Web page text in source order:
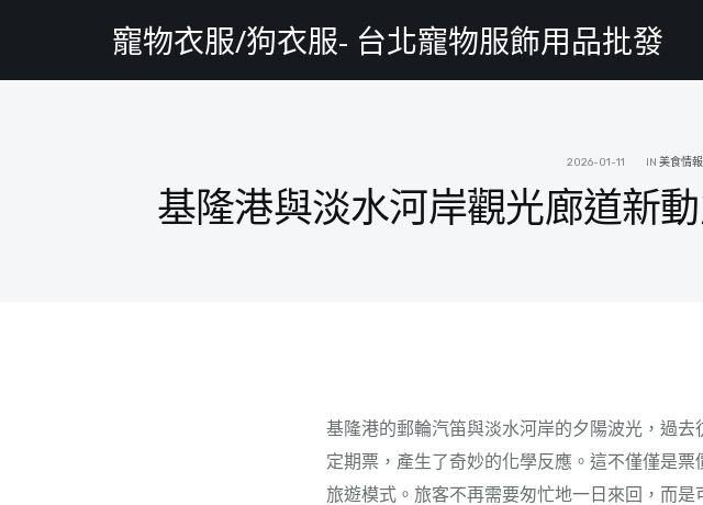
寵物衣服/狗衣服- 台北寵物服飾用品批發
2026-01-11 IN 美食情報
基隆港與淡水河岸觀光廊道新
基隆港的郵輪汽笛與淡水河岸的夕陽波光，過
定期票，產生了奇妙的化學反應。這不僅僅是
旅遊模式。旅客不再需要匆忙地一日來回，而